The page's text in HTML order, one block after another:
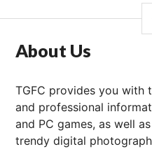
About Us
TGFC provides you with
and professional
and PC games, as well
trendy digital